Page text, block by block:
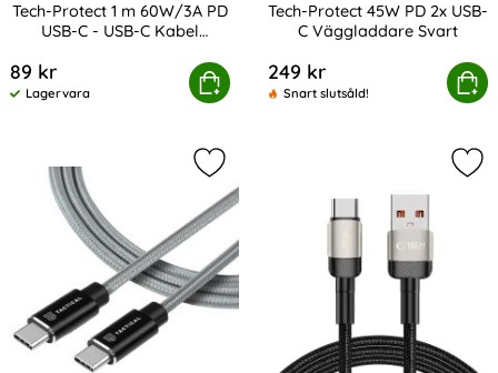
Tech-Protect 1 m 60W/3A PD
USB-C - USB-C Kabel
89 kr
Tillgänglighet:
Lagervara
Köp
1 m 60W/3A PD USB-C - USB-C Kabel UltraBoost Grå
Tech-Protect 45W PD 2x USB-
C Väggladdare Svart
249 kr
Snart slutsåld!
Köp
Tech-Protect 45W PD 2x
Markera tactical 30cm 100W 5A